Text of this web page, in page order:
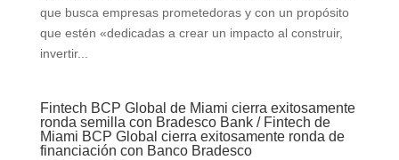
que busca empresas prometedoras y con un propósito
que estén «dedicadas a crear un impacto al construir,
invertir...
Fintech BCP Global de Miami cierra exitosamente
ronda semilla con Bradesco Bank / Fintech de
Miami BCP Global cierra exitosamente ronda de
financiación con Banco Bradesco